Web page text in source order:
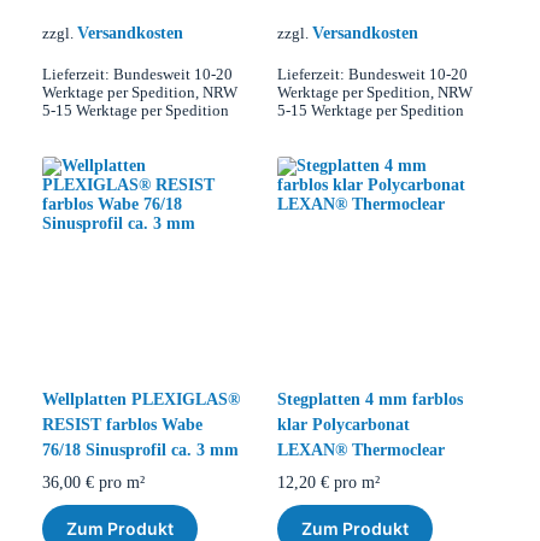
zzgl. Versandkosten
Lieferzeit: Bundesweit 10-20
Werktage per Spedition, NRW
5-15 Werktage per Spedition
zzgl. Versandkosten
Lieferzeit: Bundesweit 10-20
Werktage per Spedition, NRW
5-15 Werktage per Spedition
Wellplatten PLEXIGLAS®
RESIST farblos Wabe
76/18 Sinusprofil ca. 3 mm
36,00 € pro m²
Zum Produkt
Stegplatten 4 mm farblos
klar Polycarbonat
LEXAN® Thermoclear
12,20 €pro m²
Zum Produkt